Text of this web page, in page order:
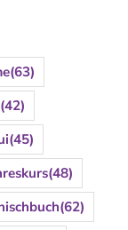
(63)
(42)
(45)
(48)
(62)